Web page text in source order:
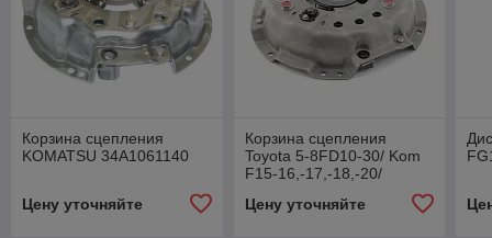
Корзина сцепления
KOMATSU 34A1061140
Цену уточняйте
Корзина сцепления
Toyota 5-8FD10-30/ Kom
F15-16,-17,-18,-20/
Sumitomo (с кольцом)
Цену уточняйте